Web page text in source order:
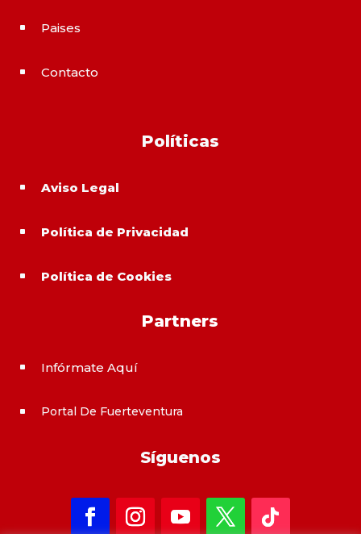
^ Paises
^ Contacto
Políticas
^ Aviso Legal
^ Política de Privacidad
^ Política de Cookies
Partners
^ Infórmate Aquí
^ Portal De Fuerteventura
Síguenos